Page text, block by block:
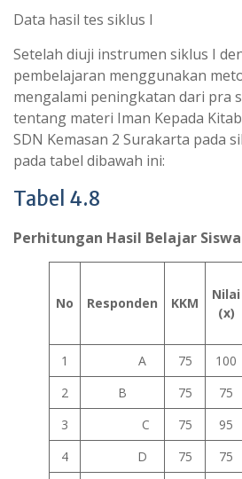
Data hasil tes siklus I
Setelah diuji instrumen siklus I
pembelajaran menggunakan
mengalami peningkatan dari pra
tentang materi Iman Kepada
SDN Kemasan 2 Surakarta pada
pada tabel dibawah ini:
Tabel 4.8
Perhitungan Hasil Belajar
No Responden KKM
Nilai
(x)
1
A 75 100
2
B 75 75
3
C 75 95
4
D 75 75